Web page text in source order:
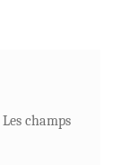
Les champs